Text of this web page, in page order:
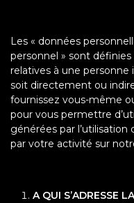
Les « données
personnel » sont
relatives à une
soit directement ou
fournissez vous-même
pour vous permettre
générées par
par votre activité sur
A QUI S’ADRESSE